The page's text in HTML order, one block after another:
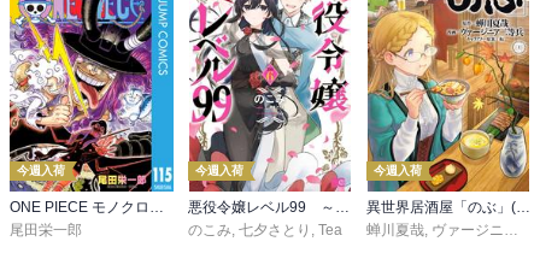
今週入荷
尾田栄一郎
今週入荷
のこみ 七夕さとり Tea
今週入荷
蝉川夏哉 ヴァージニア二等兵